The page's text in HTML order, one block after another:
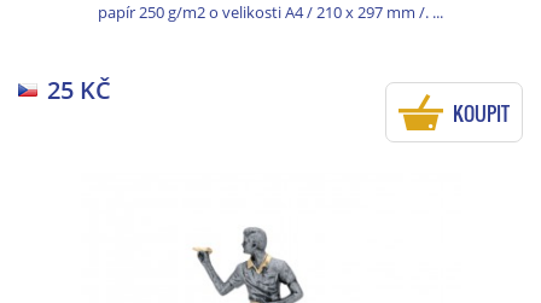
papír 250 g/m2 o velikosti A4 / 210 x 297 mm /. ...
25 KČ
KOUPIT